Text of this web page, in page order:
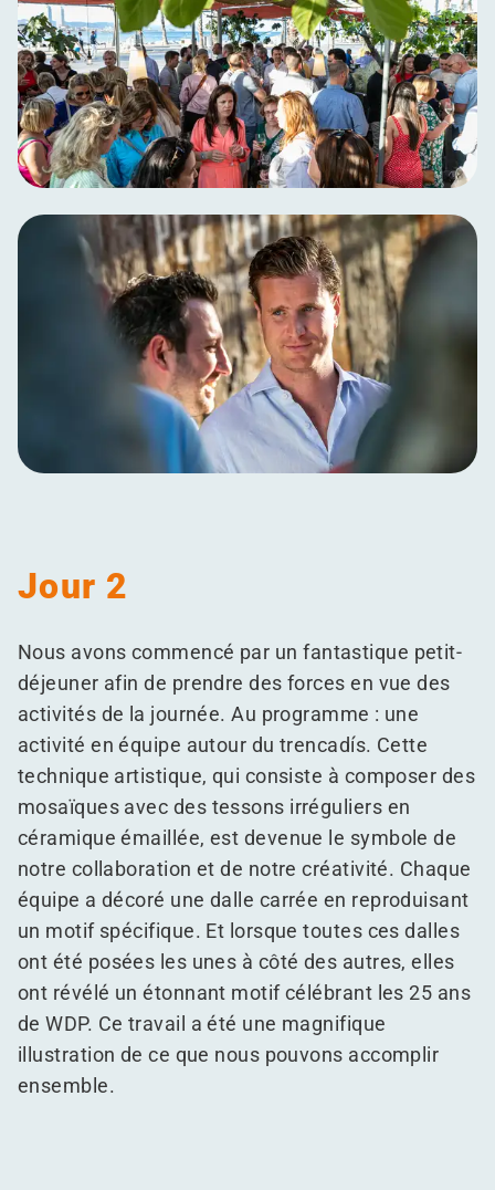
Jour 2
Nous avons commencé par un fantastique petit-
déjeuner afin de prendre des forces en vue des
activités de la journée. Au programme : une
activité en équipe autour du trencadís. Cette
technique artistique, qui consiste à composer des
mosaïques avec des tessons irréguliers en
céramique émaillée, est devenue le symbole de
notre collaboration et de notre créativité. Chaque
équipe a décoré une dalle carrée en reproduisant
un motif spécifique. Et lorsque toutes ces dalles
ont été posées les unes à côté des autres, elles
ont révélé un étonnant motif célébrant les 25 ans
de WDP. Ce travail a été une magnifique
illustration de ce que nous pouvons accomplir
ensemble.